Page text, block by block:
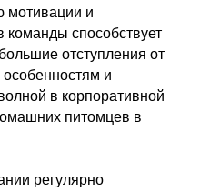
мотивации и
команды способствует
отступления от
и
в корпоративной
питомцев в
регулярно